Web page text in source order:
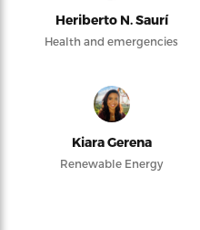
Heriberto N. Saurí
Health and emergencies
Kiara Gerena
Renewable Energy